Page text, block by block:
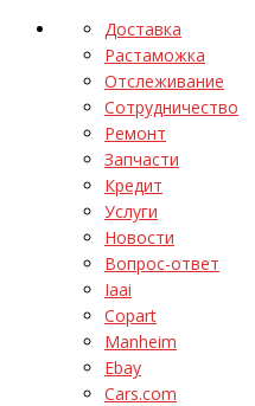
Доставка
Растаможка
Отслеживание
Сотрудничество
Ремонт
Запчасти
Кредит
Услуги
Новости
Вопрос-ответ
Iaai
Copart
Manheim
Ebay
Cars.com